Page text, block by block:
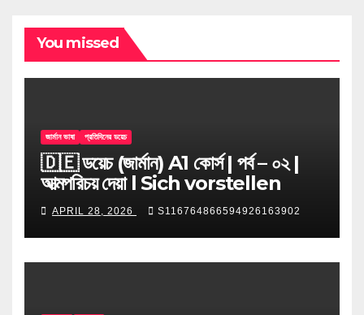
You missed
জার্মান ভাষা প্রতিদিনের ডয়েচ
🇩🇪 ডয়েচ (জার্মান) A1 কোর্স | পর্ব – ০২ |
আত্মপরিচয় দেয়া l Sich vorstellen
APRIL 28, 2026 S116764866594926163902